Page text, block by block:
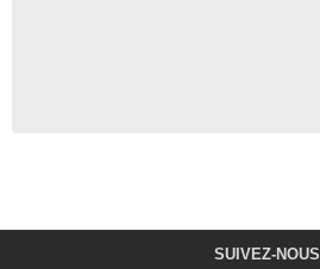
SUIVEZ-NOUS